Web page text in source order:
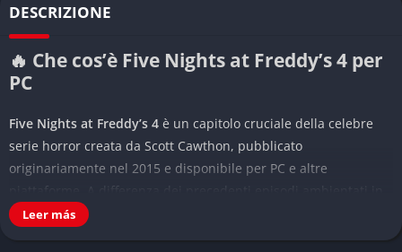
DESCRIZIONE
🔥 Che cos’è Five Nights at Freddy’s 4 per
PC
Five Nights at Freddy’s 4 è un capitolo cruciale della celebre
serie horror creata da Scott Cawthon, pubblicato
originariamente nel 2015 e disponibile per PC e altre
piattaforme. A differenza dei precedenti episodi ambientati in
pizzerie o luoghi di lavoro, questo capitolo porta il terrore
Leer más